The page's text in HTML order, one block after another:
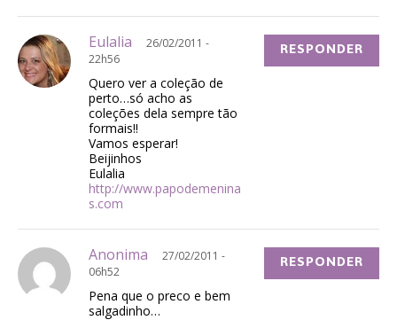
Eulalia
26/02/2011 -
22h56
Quero ver a coleção de
perto…só acho as
coleções dela sempre tão
formais!!
Vamos esperar!
Beijinhos
Eulalia
http://www.papodemenina
s.com
RESPONDER
Anonima
27/02/2011 -
06h52
Pena que o preco e bem
salgadinho…
RESPONDER